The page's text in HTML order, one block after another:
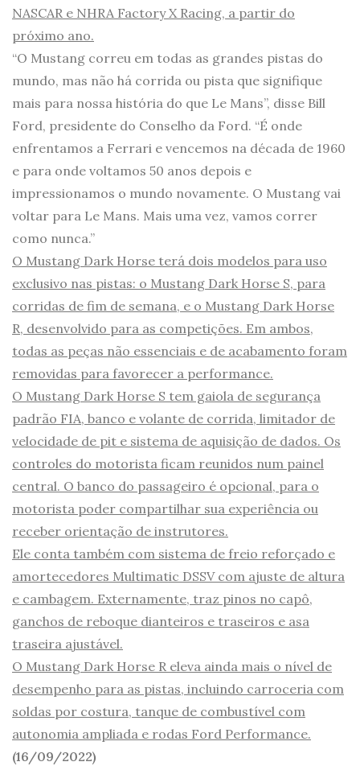
NASCAR e NHRA Factory X Racing, a partir do
próximo ano.
“O Mustang correu em todas as grandes pistas do
mundo, mas não há corrida ou pista que signifique
mais para nossa história do que Le Mans”, disse Bill
Ford, presidente do Conselho da Ford. “É onde
enfrentamos a Ferrari e vencemos na década de 1960
e para onde voltamos 50 anos depois e
impressionamos o mundo novamente. O Mustang vai
voltar para Le Mans. Mais uma vez, vamos correr
como nunca.”
O Mustang Dark Horse terá dois modelos para uso
exclusivo nas pistas: o Mustang Dark Horse S, para
corridas de fim de semana, e o Mustang Dark Horse
R, desenvolvido para as competições. Em ambos,
todas as peças não essenciais e de acabamento foram
removidas para favorecer a performance.
O Mustang Dark Horse S tem gaiola de segurança
padrão FIA, banco e volante de corrida, limitador de
velocidade de pit e sistema de aquisição de dados. Os
controles do motorista ficam reunidos num painel
central. O banco do passageiro é opcional, para o
motorista poder compartilhar sua experiência ou
receber orientação de instrutores.
Ele conta também com sistema de freio reforçado e
amortecedores Multimatic DSSV com ajuste de altura
e cambagem. Externamente, traz pinos no capô,
ganchos de reboque dianteiros e traseiros e asa
traseira ajustável.
O Mustang Dark Horse R eleva ainda mais o nível de
desempenho para as pistas, incluindo carroceria com
soldas por costura, tanque de combustível com
autonomia ampliada e rodas Ford Performance.
(16/09/2022)